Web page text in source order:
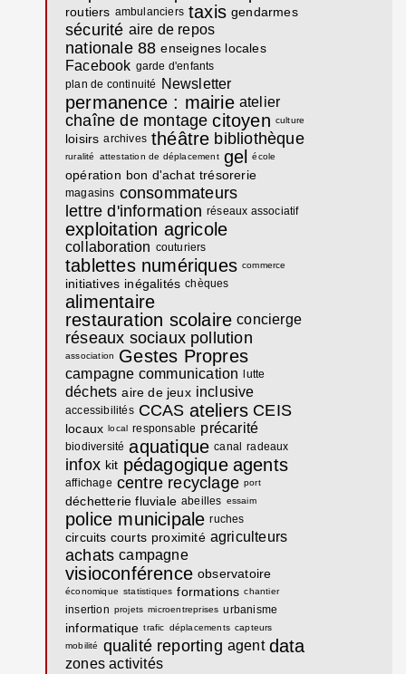
routiers ambulanciers taxis gendarmes
sécurité aire de repos
nationale 88 enseignes locales
Facebook garde d'enfants
plan de continuité
Newsletter
permanence : mairie atelier
chaîne de montage citoyen culture
loisirs archives théâtre bibliothèque
ruralité attestation de déplacement gel école
opération bon d'achat trésorerie
magasins consommateurs
lettre d'information réseaux associatif
exploitation agricole
collaboration couturiers
tablettes numériques commerce
initiatives inégalités chèques
alimentaire
restauration scolaire concierge
réseaux sociaux pollution
association Gestes Propres
campagne communication lutte
déchets aire de jeux inclusive
accessibilités CCAS ateliers CEIS
locaux local responsable précarité
biodiversité aquatique canal radeaux
infox kit pédagogique agents
affichage centre recyclage port
déchetterie fluviale abeilles essaim
police municipale ruches
circuits courts proximité agriculteurs
achats campagne
visioconférence observatoire
économique statistiques formations chantier
insertion projets microentreprises urbanisme
informatique trafic déplacements capteurs
mobilité
qualité reporting agent data
zones activités